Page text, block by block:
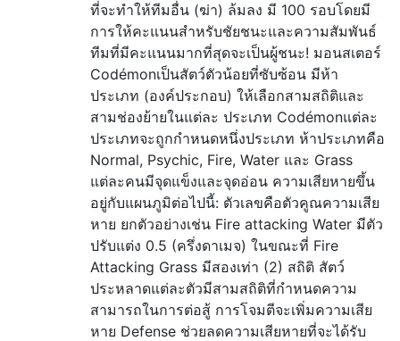
ที่จะทำให้ทีมอื่น (ฆ่า) ล้มลง มี 100 รอบโดยมี
การให้คะแนนสำหรับชัยชนะและความสัมพันธ์
ทีมที่มีคะแนนมากที่สุดจะเป็นผู้ชนะ! มอนสเตอร์
Codémonเป็นสัตว์ตัวน้อยที่ซับซ้อน มีห้า
ประเภท (องค์ประกอบ) ให้เลือกสามสถิติและ
สามช่องย้ายในแต่ละ ประเภท Codémonแต่ละ
ประเภทจะถูกกำหนดหนึ่งประเภท ห้าประเภทคือ
Normal, Psychic, Fire, Water และ Grass
แต่ละคนมีจุดแข็งและจุดอ่อน ความเสียหายขึ้น
อยู่กับแผนภูมิต่อไปนี้: ตัวเลขคือตัวคูณความเสีย
หาย ยกตัวอย่างเช่น Fire attacking Water มีตัว
ปรับแต่ง 0.5 (ครึ่งดาเมจ) ในขณะที่ Fire
Attacking Grass มีสองเท่า (2) สถิติ สัตว์
ประหลาดแต่ละตัวมีสามสถิติที่กำหนดความ
สามารถในการต่อสู้ การโจมตีจะเพิ่มความเสีย
หาย Defense ช่วยลดความเสียหายที่จะได้รับ